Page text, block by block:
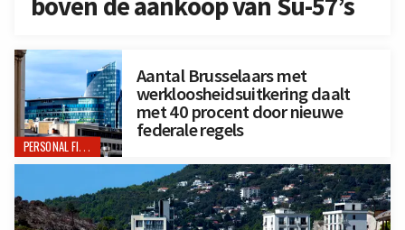
PERSONAL FINANCE
Aantal Brusselaars met
werkloosheidsuitkering daalt
met 40 procent door nieuwe
federale regels